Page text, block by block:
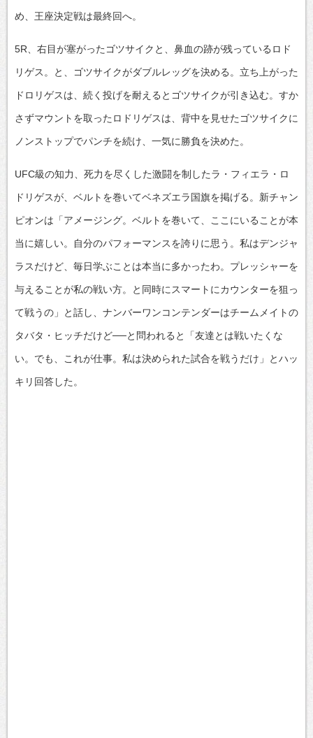
め、王座決定戦は最終回へ。
5R、右目が塞がったゴツサイクと、鼻血の跡が残っているロド
リゲス。と、ゴツサイクがダブルレッグを決める。立ち上がった
ドロリゲスは、続く投げを耐えるとゴツサイクが引き込む。すか
さずマウントを取ったロドリゲスは、背中を見せたゴツサイクに
ノンストップでパンチを続け、一気に勝負を決めた。
UFC級の知力、死力を尽くした激闘を制したラ・フィエラ・ロ
ドリゲスが、ベルトを巻いてベネズエラ国旗を掲げる。新チャン
ピオンは「アメージング。ベルトを巻いて、ここにいることが本
当に嬉しい。自分のパフォーマンスを誇りに思う。私はデンジャ
ラスだけど、毎日学ぶことは本当に多かったわ。プレッシャーを
与えることが私の戦い方。と同時にスマートにカウンターを狙っ
て戦うの」と話し、ナンバーワンコンテンダーはチームメイトの
タバタ・ヒッチだけど──と問われると「友達とは戦いたくな
い。でも、これが仕事。私は決められた試合を戦うだけ」とハッ
キリ回答した。